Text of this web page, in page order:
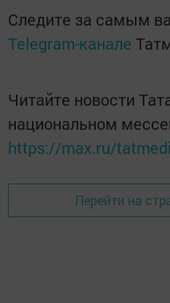
Следите за самым
Telegram-канале
Читайте новости
национальном
https://max.ru/
Перейти на